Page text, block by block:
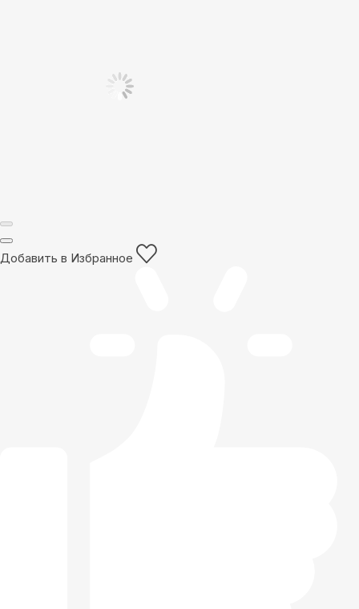
Добавить в Избранное